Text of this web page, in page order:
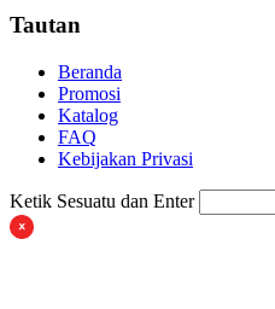
Tautan
Beranda
Promosi
Katalog
FAQ
Kebijakan Privasi
Ketik Sesuatu dan Enter